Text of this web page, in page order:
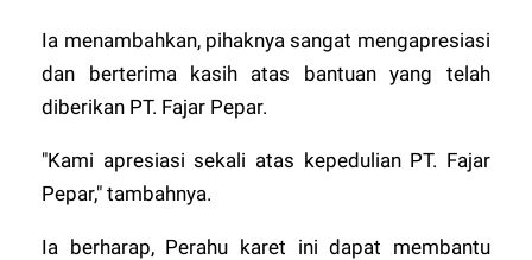
Ia menambahkan, pihaknya sangat mengapresiasi
dan berterima kasih atas bantuan yang telah
diberikan PT. Fajar Pepar.
"Kami apresiasi sekali atas kepedulian PT. Fajar
Pepar," tambahnya.
Ia berharap, Perahu karet ini dapat membantu